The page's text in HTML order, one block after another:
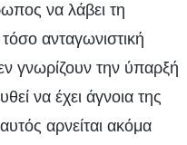
να λάβει τη
ανταγωνιστική
γνωρίζουν την ύπαρξή
να έχει άγνοια της
αρνείται ακόμα